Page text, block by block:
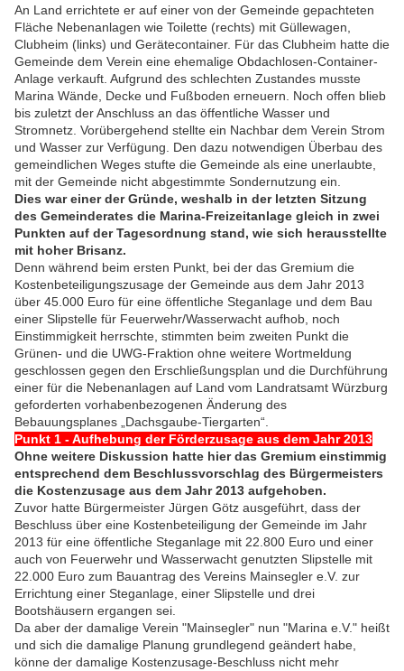
An Land errichtete er auf einer von der Gemeinde gepachteten
Fläche Nebenanlagen wie Toilette (rechts) mit Güllewagen,
Clubheim (links) und Gerätecontainer. Für das Clubheim hatte die
Gemeinde dem Verein eine ehemalige Obdachlosen-Container-
Anlage verkauft. Aufgrund des schlechten Zustandes musste
Marina Wände, Decke und Fußboden erneuern. Noch offen blieb
bis zuletzt der Anschluss an das öffentliche Wasser und
Stromnetz. Vorübergehend stellte ein Nachbar dem Verein Strom
und Wasser zur Verfügung. Den dazu notwendigen Überbau des
gemeindlichen Weges stufte die Gemeinde als eine unerlaubte,
mit der Gemeinde nicht abgestimmte Sondernutzung ein.
Dies war einer der Gründe, weshalb in der letzten Sitzung
des Gemeinderates die Marina-Freizeitanlage gleich in zwei
Punkten auf der Tagesordnung stand, wie sich herausstellte
mit hoher Brisanz.
Denn während beim ersten Punkt, bei der das Gremium die
Kostenbeteiligungszusage der Gemeinde aus dem Jahr 2013
über 45.000 Euro für eine öffentliche Steganlage und dem Bau
einer Slipstelle für Feuerwehr/Wasserwacht aufhob, noch
Einstimmigkeit herrschte, stimmten beim zweiten Punkt die
Grünen- und die UWG-Fraktion ohne weitere Wortmeldung
geschlossen gegen den Erschließungsplan und die Durchführung
einer für die Nebenanlagen auf Land vom Landratsamt Würzburg
geforderten vorhabenbezogenen Änderung des
Bebauungsplanes „Dachsgaube-Tiergarten“.
Punkt 1 - Aufhebung der Förderzusage aus dem Jahr 2013
Ohne weitere Diskussion hatte hier das Gremium einstimmig
entsprechend dem Beschlussvorschlag des Bürgermeisters
die Kostenzusage aus dem Jahr 2013 aufgehoben.
Zuvor hatte Bürgermeister Jürgen Götz ausgeführt, dass der
Beschluss über eine Kostenbeteiligung der Gemeinde im Jahr
2013 für eine öffentliche Steganlage mit 22.800 Euro und einer
auch von Feuerwehr und Wasserwacht genutzten Slipstelle mit
22.000 Euro zum Bauantrag des Vereins Mainsegler e.V. zur
Errichtung einer Steganlage, einer Slipstelle und drei
Bootshäusern ergangen sei.
Da aber der damalige Verein "Mainsegler" nun "Marina e.V." heißt
und sich die damalige Planung grundlegend geändert habe,
könne der damalige Kostenzusage-Beschluss nicht mehr